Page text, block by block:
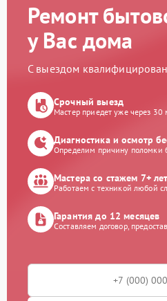
Ремонт
у Вас дома
С выездом
Срочный выезд
Мастер приедет уже через 30
Диагностика и осмотр
Определим причину поломки
Мастера со стажем 7+ лет
Работаем с техникой любой
Гарантия до 12 месяцев
Составляем договор,